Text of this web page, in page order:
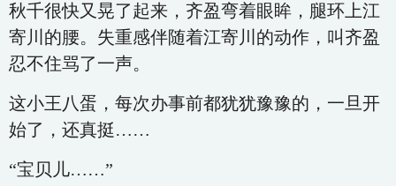
秋千很快又晃了起来，齐盈弯着眼眸，腿环上江
寄川的腰。失重感伴随着江寄川的动作，叫齐盈
忍不住骂了一声。
这小王八蛋，每次办事前都犹犹豫豫的，一旦开
始了，还真挺……
“宝贝儿……”